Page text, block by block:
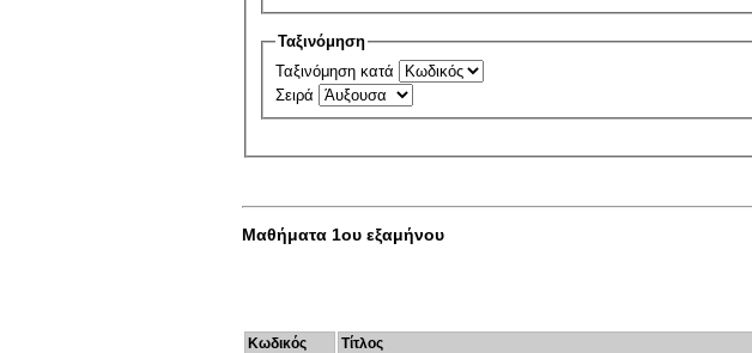
Ταξινόμηση
Ταξινόμηση κατά
Σειρά
Μαθήματα 1ου εξαμήνου
Κωδικός Τίτλος